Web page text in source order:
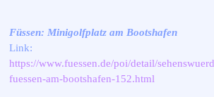
Füssen: Minigolfplatz am Bootshafen
Link:
https://www.fuessen.de/poi/detail/
fuessen-am-bootshafen-152.html